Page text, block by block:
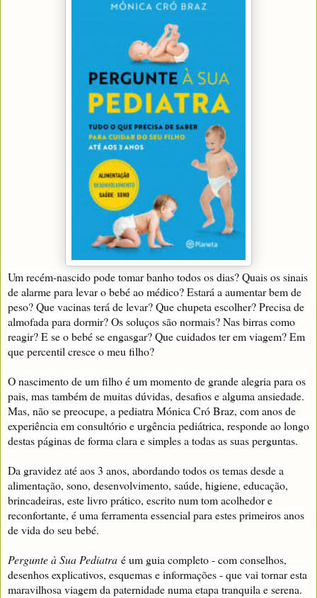
Um recém-nascido pode tomar banho todos os dias? Quais os sinais
de alarme para levar o bebé ao médico? Estará a aumentar bem de
peso? Que vacinas terá de levar? Que chupeta escolher? Precisa de
almofada para dormir? Os soluços são normais? Nas birras como
reagir? E se o bebé se engasgar? Que cuidados ter em viagem? Em
que percentil cresce o meu filho?
O nascimento de um filho é um momento de grande alegria para os
pais, mas também de muitas dúvidas, desafios e alguma ansiedade.
Mas, não se preocupe, a pediatra Mónica Cró Braz, com anos de
experiência em consultório e urgência pediátrica, responde ao longo
destas páginas de forma clara e simples a todas as suas perguntas.
Da gravidez até aos 3 anos, abordando todos os temas desde a
alimentação, sono, desenvolvimento, saúde, higiene, educação,
brincadeiras, este livro prático, escrito num tom acolhedor e
reconfortante, é uma ferramenta essencial para estes primeiros anos
de vida do seu bebé.
Pergunte à Sua Pediatra é um guia completo - com conselhos,
desenhos explicativos, esquemas e informações - que vai tornar esta
maravilhosa viagem da paternidade numa etapa tranquila e serena.